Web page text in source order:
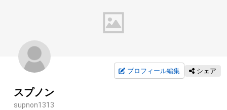
プロフィール編集 シェア
スプノン
supnon1313